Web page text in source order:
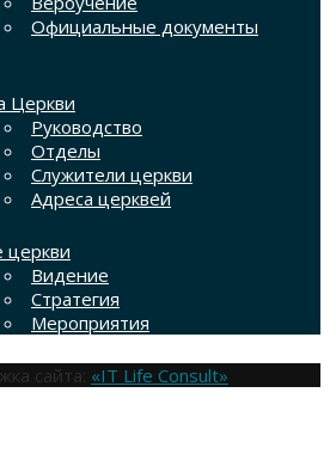
Официальные документы
Церкви
Руководство
Отделы
Служители церкви
Адреса церквей
церкви
Видение
Стратегия
Мероприятия
сайта: «IT Life Consult»